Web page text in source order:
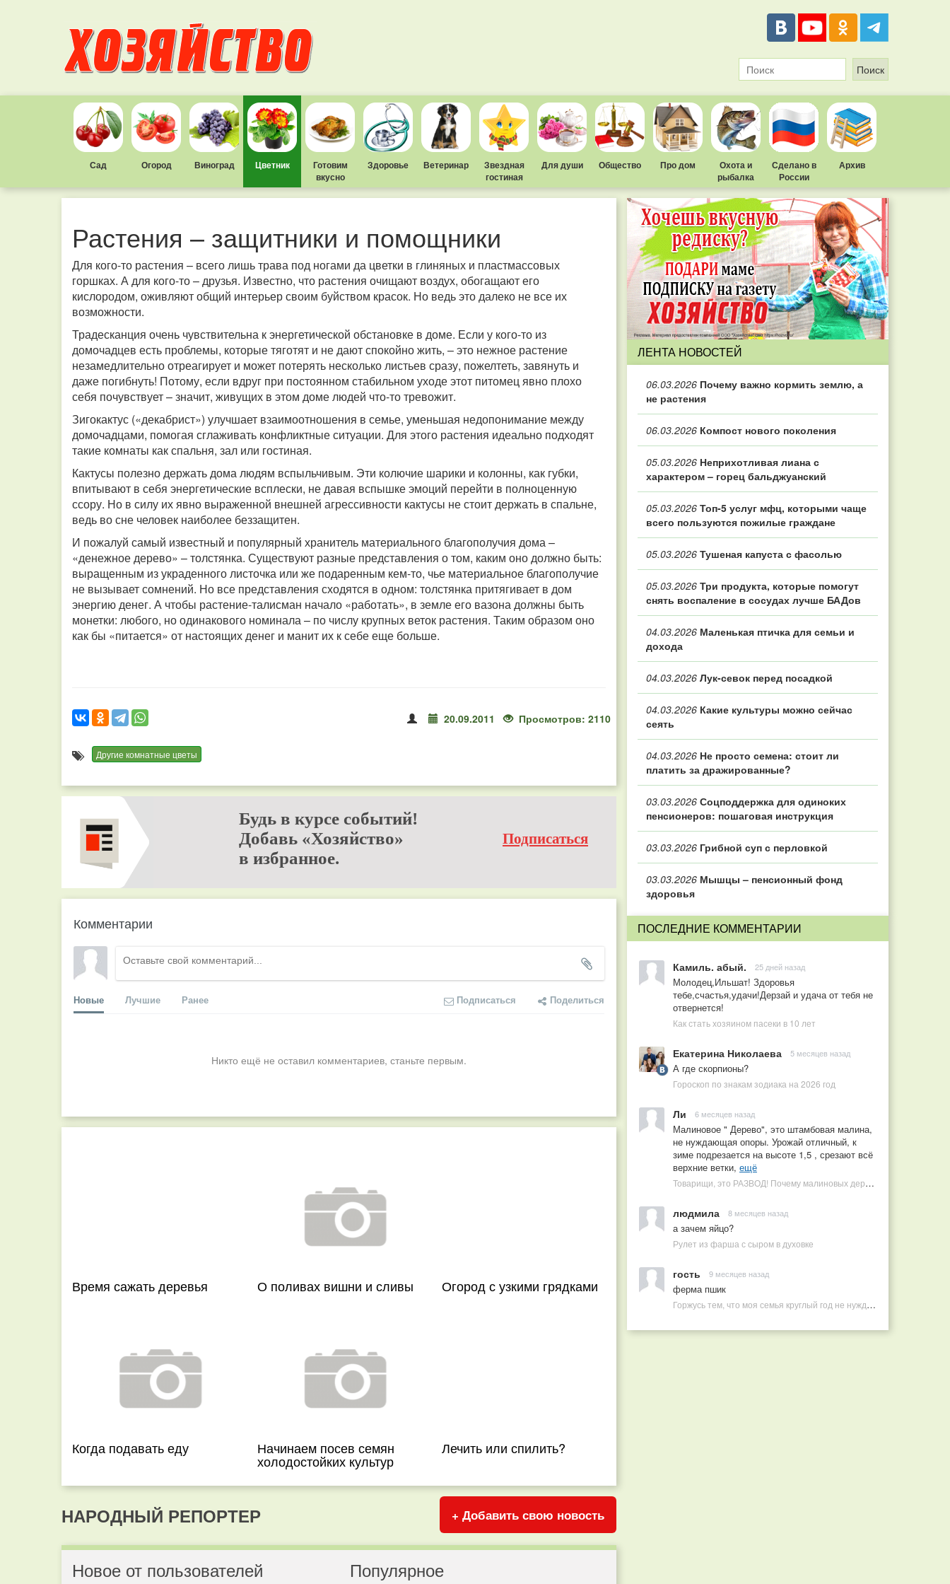
Сад Огород Виноград Цветник
Готовим
вкусно
Здоровье Ветеринар
Звездная
гостиная
Для души Общество Про дом
Охота и
рыбалка
Сделано в
России
Архив
Растения – защитники и помощники
Для кого-то растения – всего лишь трава под ногами да цветки в глиняных и пластмассовых
горшках. А для кого-то – друзья. Известно, что растения очищают воздух, обогащают его
кислородом, оживляют общий интерьер своим буйством красок. Но ведь это далеко не все их
возможности.
Традесканция очень чувствительна к энергетической обстановке в доме. Если у кого-то из
домочадцев есть проблемы, которые тяготят и не дают спокойно жить, – это нежное растение
незамедлительно отреагирует и может потерять несколько листьев сразу, пожелтеть, завянуть и
даже погибнуть! Потому, если вдруг при постоянном стабильном уходе этот питомец явно плохо
себя почувствует – значит, живущих в этом доме людей что-то тревожит.
Зигокактус («декабрист») улучшает взаимоотношения в семье, уменьшая недопонимание между
домочадцами, помогая сглаживать конфликтные ситуации. Для этого растения идеально подходят
такие комнаты как спальня, зал или гостиная.
Кактусы полезно держать дома людям вспыльчивым. Эти колючие шарики и колонны, как губки,
впитывают в себя энергетические всплески, не давая вспышке эмоций перейти в полноценную
ссору. Но в силу их явно выраженной внешней агрессивности кактусы не стоит держать в спальне,
ведь во сне человек наиболее беззащитен.
И пожалуй самый известный и популярный хранитель материального благополучия дома –
«денежное дерево» – толстянка. Существуют разные представления о том, каким оно должно быть:
выращенным из украденного листочка или же подаренным кем-то, чье материальное благополучие
не вызывает сомнений. Но все представления сходятся в одном: толстянка притягивает в дом
энергию денег. А чтобы растение-талисман начало «работать», в земле его вазона должны быть
монетки: любого, но одинакового номинала – по числу крупных веток растения. Таким образом оно
как бы «питается» от настоящих денег и манит их к себе еще больше.
20.09.2011 Просмотров: 2110
Другие комнатные цветы
Будь в курсе событий!
Добавь «Хозяйство»
в избранное.
Подписаться
Комментарии
Новые Лучшие Ранее Подписаться Поделиться
Никто ещё не оставил комментариев, станьте первым.
Время сажать деревья О поливах вишни и сливы Огород с узкими грядками
Когда подавать еду Начинаем посев семян
холодостойких культур
Лечить или спилить?
НАРОДНЫЙ РЕПОРТЕР + Добавить свою новость
Новое от пользователей Популярное
ЛЕНТА НОВОСТЕЙ
06.03.2026 Почему важно кормить землю, а
не растения
06.03.2026 Компост нового поколения
05.03.2026 Неприхотливая лиана с
характером – горец бальджуанский
05.03.2026 Топ‑5 услуг мфц, которыми чаще
всего пользуются пожилые граждане
05.03.2026 Тушеная капуста с фасолью
05.03.2026 Три продукта, которые помогут
снять воспаление в сосудах лучше БАДов
04.03.2026 Маленькая птичка для семьи и
дохода
04.03.2026 Лук-севок перед посадкой
04.03.2026 Какие культуры можно сейчас
сеять
04.03.2026 Не просто семена: стоит ли
платить за дражированные?
03.03.2026 Соцподдержка для одиноких
пенсионеров: пошаговая инструкция
03.03.2026 Грибной суп с перловкой
03.03.2026 Мышцы – пенсионный фонд
здоровья
ПОСЛЕДНИЕ КОММЕНТАРИИ
Камиль. абый. 25 дней назад
Молодец,Ильшат! Здоровья
тебе,счастья,удачи!Дерзай и удача от тебя не
отвернется!
Как стать хозяином пасеки в 10 лет
Екатерина Николаева 5 месяцев назад
А где скорпионы?
Гороскоп по знакам зодиака на 2026 год
Ли 6 месяцев назад
Малиновое " Дерево", это штамбовая малина,
не нуждающая опоры. Урожай отличный, к
зиме подрезается на высоте 1,5 , срезают всё
верхние ветки, ещё
Товарищи, это РАЗВОД! Почему малиновых деревьев не бывает, или Как ушлые продавцы наживаются на мечтах садоводов
людмила 8 месяцев назад
а зачем яйцо?
Рулет из фарша с сыром в духовке
гость 9 месяцев назад
ферма пшик
Горжусь тем, что моя семья круглый год не нуждается в покупных витаминах